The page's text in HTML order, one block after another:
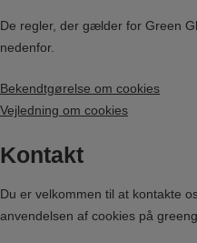
De regler, der gælder for Green
nedenfor.
Bekendtgørelse om cookies
Vejledning om cookies
Kontakt
Du er velkommen til at kontakte
anvendelsen af cookies på